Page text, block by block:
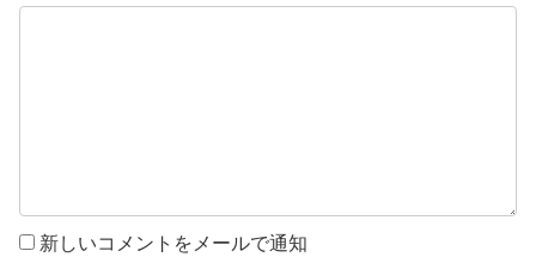
新しいコメントをメールで通知